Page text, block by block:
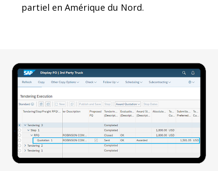
partiel en Amérique du Nord.